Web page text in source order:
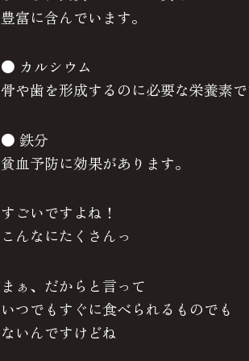
豊富に含んでいます。
● カルシウム
骨や歯を形成するのに必要な栄養素
● 鉄分
貧血予防に効果があります。
すごいですよね！
こんなにたくさんっ
まぁ、だからと言って
いつでもすぐに食べられるものでも
ないんですけどね